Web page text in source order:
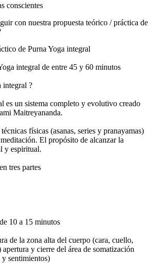
conscientes
con nuestra propuesta teórico / práctica de
de Purna Yoga integral
integral de entre 45 y 60 minutos
integral ?
es un sistema completo y evolutivo creado
Maitreyananda.
físicas (asanas, series y pranayamas)
El propósito de alcanzar la
y espiritual.
tres partes
10 a 15 minutos
de la zona alta del cuerpo (cara, cuello,
apertura y cierre del área de somatización
sentimientos)